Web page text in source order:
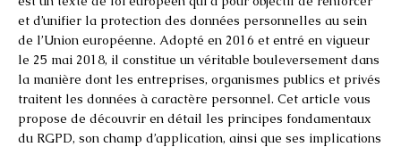
et d’unifier la protection des données personnelles au sein
de l’Union européenne. Adopté en 2016 et entré en vigueur
le 25 mai 2018, il constitue un véritable bouleversement dans
la manière dont les entreprises, organismes publics et privés
traitent les données à caractère personnel. Cet article vous
propose de découvrir en détail les principes fondamentaux
du RGPD, son champ d’application, ainsi que ses implications